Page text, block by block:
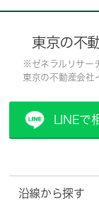
東京の不
※ゼネラルリサー
東京の不動産会社
LINEで
沿線から探す